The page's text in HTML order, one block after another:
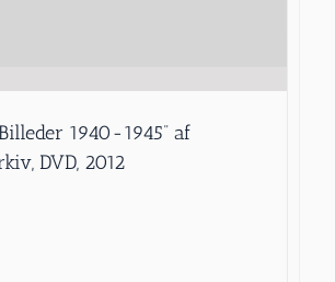
1940-1945” af
DVD, 2012